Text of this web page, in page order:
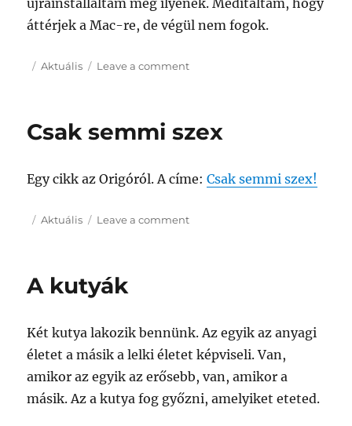
újrainstalláltam meg ilyenek. Meditáltam, hogy
áttérjek a Mac-re, de végül nem fogok.
Posted
Categories
Aktuális Leave a commenton
Csak semmi szex
Egy cikk az Origóról. A címe:Csak semmi szex!
Posted
Categories
Aktuális Leave a commenton
A kutyák
Két kutya lakozik bennünk. Az egyik az anyagi
életet a másik a lelki életet képviseli. Van,
amikor az egyik az erősebb, van, amikor a
másik. Az a kutya fog győzni, amelyiket eteted.